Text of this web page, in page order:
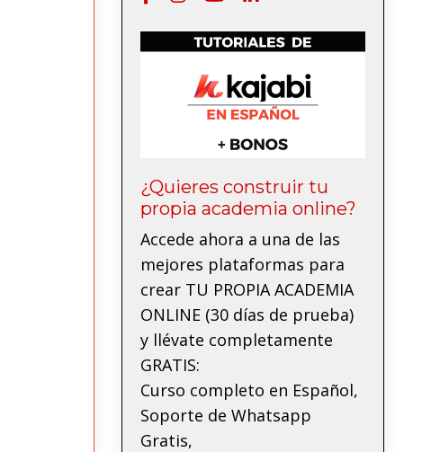
¿Quieres construir tu
propia academia online?
Accede ahora a una de las
mejores plataformas para
crear TU PROPIA ACADEMIA
ONLINE (30 días de prueba)
y llévate completamente
GRATIS:
Curso completo en Español,
Soporte de Whatsapp
Gratis,